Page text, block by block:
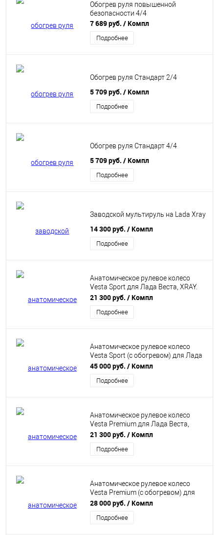
Обогрев руля повышенной
безопасности 4/4
7 689 руб. / Компл
Подробнее
Обогрев руля Стандарт 2/4
5 709 руб. / Компл
Подробнее
Обогрев руля Стандарт 4/4
5 709 руб. / Компл
Подробнее
Заводской мультируль на Lada Xray
14 300 руб. / Компл
Подробнее
Анатомическое рулевое колесо
Vesta Sport для Лада Веста, XRAY.
"Ferrum"
21 300 руб. / Компл
Подробнее
Анатомическое рулевое колесо
Vesta Sport (с обогревом) для Лада
Веста, XRAY. "Ferrum"
45 000 руб. / Компл
Подробнее
Анатомическое рулевое колесо
Vesta Premium для Лада Веста,
XRAY. "Ferrum"
21 300 руб. / Компл
Подробнее
Анатомическое рулевое колесо
Vesta Premium (с обогревом) для
Лада Веста, XRAY. "Ferrum"
28 000 руб. / Компл
Подробнее